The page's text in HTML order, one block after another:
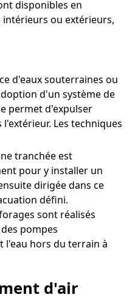
disponibles en
ou extérieurs,
d'eaux souterraines ou
d'un système de
permet d'expulser
Les techniques
tranchée est
pour y installer un
dirigée dans ce
défini.
sont réalisés
pompes
l'eau hors du terrain à
d'air